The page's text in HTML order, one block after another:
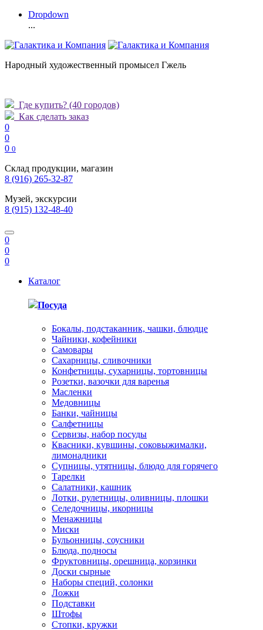
Dropdown
...
Народный художественный промысел Гжель
Где купить? (40 городов)
Как сделать заказ
0
0
0 0
Склад продукции, магазин
8 (916) 265-32-87
Музей, экскурсии
8 (915) 132-48-40
0
0
0
Каталог
Посуда
Бокалы, подстаканник, чашки, блюдце
Чайники, кофейники
Самовары
Сахарницы, сливочники
Конфетницы, сухарницы, тортовницы
Розетки, вазочки для варенья
Масленки
Медовницы
Банки, чайницы
Салфетницы
Сервизы, набор посуды
Квасники, кувшины, соковыжималки,
лимонадники
Супницы, утятницы, блюдо для горячего
Тарелки
Салатники, кашник
Лотки, рулетницы, оливницы, плошки
Селедочницы, икорницы
Менажницы
Миски
Бульонницы, соусники
Блюда, подносы
Фруктовницы, орешница, корзинки
Доски сырные
Наборы специй, солонки
Ложки
Подставки
Штофы
Стопки, кружки